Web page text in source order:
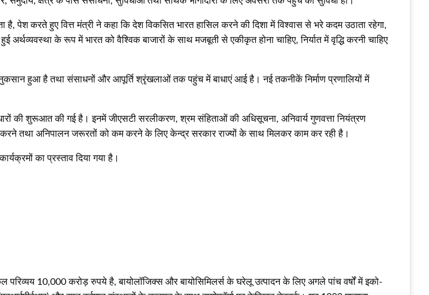
पेश करते हुए वित्त मंत्री ने कहा कि देश विकसित भारत हासिल करने की दिशा में विश्वास से भरे कदम उठाता रहेगा,
के रूप में भारत को वैश्विक बाजारों के साथ मजबूती से एकीकृत होना चाहिए, निर्यात में वृद्धि करनी चाहिए
नुकसान हुआ है तथा संसाधनों और आपूर्ति श्रृंखलाओं तक पहुंच में बाधाएं आई है। नई तकनीकें निर्माण प्रणालियों में
की शुरूआत की गई है। इनमें जीएसटी सरलीकरण, श्रम संहिताओं की अधिसूचना, अनिवार्य गुणवत्ता नियंत्रण
तथा अनिपालन जरूरतों को कम करने के लिए केन्द्र सरकार राज्यों के साथ मिलकर काम कर रही है।
का प्रस्ताव दिया गया है।
परिव्यय 10,000 करोड़ रुपये है, बायोलॉजिक्स और बायोसिमिलर्स के घरेलू उत्पादन के लिए अगले पांच वर्षों में इको-